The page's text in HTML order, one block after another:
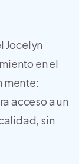
Jocelyn
en el
mente:
acceso a un
sin